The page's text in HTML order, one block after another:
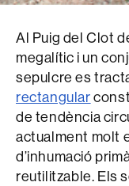
Al Puig del Clot
megalític i un
sepulcre es
rectangular
de tendència
actualment molt
d’inhumació
reutilitzable. Els